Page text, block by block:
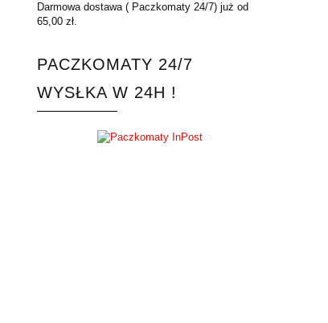
Darmowa dostawa ( Paczkomaty 24/7) już od
65,00 zł.
PACZKOMATY 24/7
WYSŁKA W 24H !